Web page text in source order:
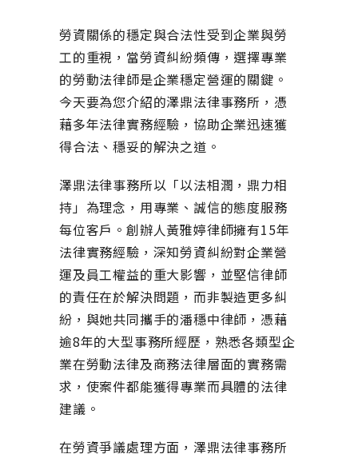
勞資關係的穩定與合法性受到企業與勞
工的重視，當勞資糾紛頻傳，選擇專業
的勞動法律師是企業穩定營運的關鍵。
今天要為您介紹的澤鼎法律事務所，憑
藉多年法律實務經驗，協助企業迅速獲
得合法、穩妥的解決之道。
澤鼎法律事務所以「以法相潤，鼎力相
持」為理念，用專業、誠信的態度服務
每位客戶。創辦人黃雅婷律師擁有15年
法律實務經驗，深知勞資糾紛對企業營
運及員工權益的重大影響，並堅信律師
的責任在於解決問題，而非製造更多糾
紛，與她共同攜手的潘穩中律師，憑藉
逾8年的大型事務所經歷，熟悉各類型企
業在勞動法律及商務法律層面的實務需
求，使案件都能獲得專業而具體的法律
建議。
在勞資爭議處理方面，澤鼎法律事務所